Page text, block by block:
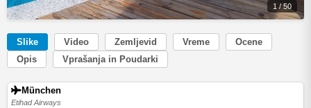
1 / 50
Slike Video Zemljevid Vreme
Ocene
Opis
Vprašanja in Poudarki
München
Etihad Airways